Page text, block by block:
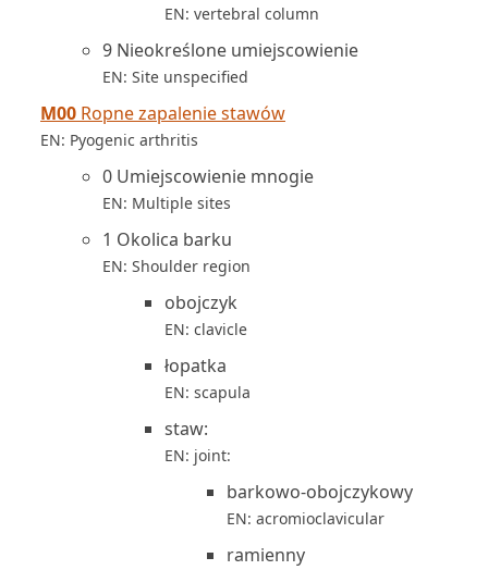
EN: vertebral column
9 Nieokreślone umiejscowienie
EN: Site unspecified
M00 Ropne zapalenie stawów
EN: Pyogenic arthritis
0 Umiejscowienie mnogie
EN: Multiple sites
1 Okolica barku
EN: Shoulder region
obojczyk
EN: clavicle
łopatka
EN: scapula
staw:
EN: joint:
barkowo-obojczykowy
EN: acromioclavicular
ramienny